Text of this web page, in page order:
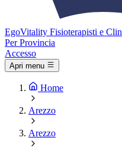
EgoVitality Fisioterapisti e
Per Provincia
Accesso
Apri menu
Home
Arezzo
Arezzo